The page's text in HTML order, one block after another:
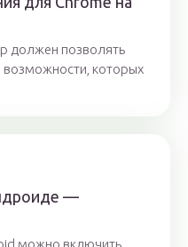
должен позволять
возможности, которых
—